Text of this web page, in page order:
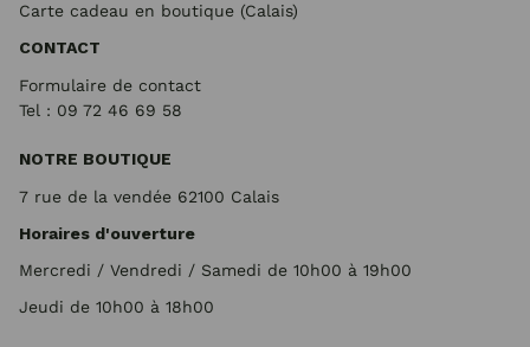
Carte cadeau en boutique (Calais)
CONTACT
Formulaire de contact
Tel : 09 72 46 69 58
NOTRE BOUTIQUE
7 rue de la vendée 62100 Calais
Horaires d'ouverture
Mercredi / Vendredi / Samedi de 10h00 à 19h00
Jeudi de 10h00 à 18h00